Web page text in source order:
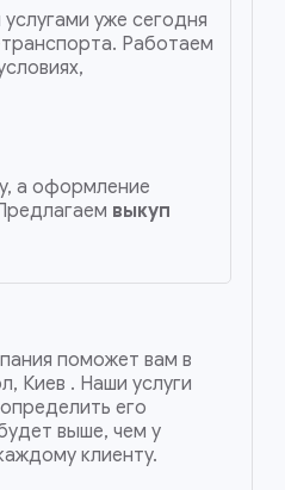
уже сегодня
Работаем
а оформление
выкуп
поможет вам в
Киев . Наши услуги
его
выше, чем у
клиенту.